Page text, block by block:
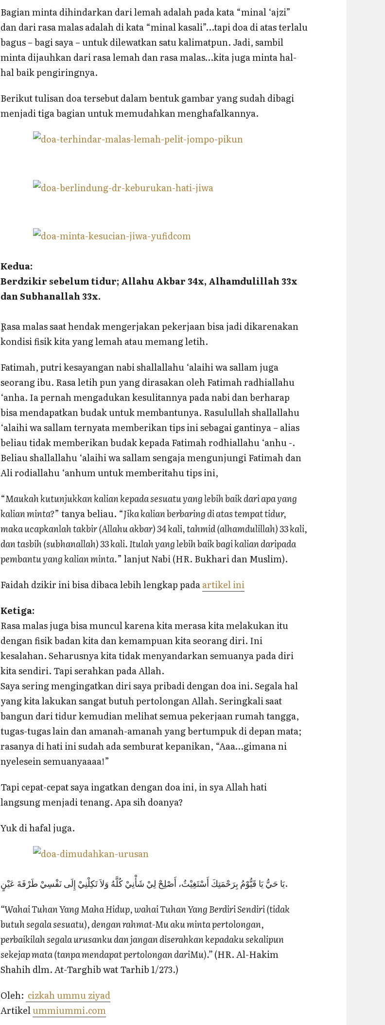
Bagian minta dihindarkan dari lemah adalah pada kata “minal ‘ajzi”
dan dari rasa malas adalah di kata “minal kasali”…tapi doa di atas terlalu
bagus – bagi saya – untuk dilewatkan satu kalimatpun. Jadi, sambil
minta dijauhkan dari rasa lemah dan rasa malas…kita juga minta hal-
hal baik pengiringnya.
Berikut tulisan doa tersebut dalam bentuk gambar yang sudah dibagi
menjadi tiga bagian untuk memudahkan menghafalkannya.
Kedua:
Berdzikir sebelum tidur; Allahu Akbar 34x, Alhamdulillah 33x
dan Subhanallah 33x.
ٍRasa malas saat hendak mengerjakan pekerjaan bisa jadi dikarenakan
kondisi fisik kita yang lemah atau memang letih.
Fatimah, putri kesayangan nabi shallallahu ‘alaihi wa sallam juga
seorang ibu. Rasa letih pun yang dirasakan oleh Fatimah radhiallahu
‘anha. Ia pernah mengadukan kesulitannya pada nabi dan berharap
bisa mendapatkan budak untuk membantunya. Rasulullah shallallahu
‘alaihi wa sallam ternyata memberikan tips ini sebagai gantinya – alias
beliau tidak memberikan budak kepada Fatimah rodhiallahu ‘anhu -.
Beliau shallallahu ‘alaihi wa sallam sengaja mengunjungi Fatimah dan
Ali rodiallahu ‘anhum untuk memberitahu tips ini,
“Maukah kutunjukkan kalian kepada sesuatu yang lebih baik dari apa yang
kalian minta?” tanya beliau. “Jika kalian berbaring di atas tempat tidur,
maka ucapkanlah takbir (Allahu akbar) 34 kali, tahmid (alhamdulillah) 33 kali,
dan tasbih (subhanallah) 33 kali. Itulah yang lebih baik bagi kalian daripada
pembantu yang kalian minta.” lanjut Nabi (HR. Bukhari dan Muslim).
Faidah dzikir ini bisa dibaca lebih lengkap padaartikel ini
Ketiga:
Rasa malas juga bisa muncul karena kita merasa kita melakukan itu
dengan fisik badan kita dan kemampuan kita seorang diri. Ini
kesalahan. Seharusnya kita tidak menyandarkan semuanya pada diri
kita sendiri. Tapi serahkan pada Allah.
Saya sering mengingatkan diri saya pribadi dengan doa ini. Segala hal
yang kita lakukan sangat butuh pertolongan Allah. Seringkali saat
bangun dari tidur kemudian melihat semua pekerjaan rumah tangga,
tugas-tugas lain dan amanah-amanah yang bertumpuk di depan mata;
rasanya di hati ini sudah ada semburat kepanikan, “Aaa…gimana ni
nyelesein semuanyaaaa!”
Tapi cepat-cepat saya ingatkan dengan doa ini, in sya Allah hati
langsung menjadi tenang. Apa sih doanya?
Yuk di hafal juga.
يَا حَيُّ يَا قَيُّوْمُ بِرَحْمَتِكَ أَسْتَغِيْثُ، أَصْلِحْ لِيْ شَأْنِيْ كُلَّهُ وَلاَ تَكِلْنِيْ إِلَى نَفْسِيْ طَرْفَةَ عَيْنٍ.
“Wahai Tuhan Yang Maha Hidup, wahai Tuhan Yang Berdiri Sendiri (tidak
butuh segala sesuatu), dengan rahmat-Mu aku minta pertolongan,
perbaikilah segala urusanku dan jangan diserahkan kepadaku sekalipun
sekejap mata (tanpa mendapat pertolongan dariMu).”(HR. Al-Hakim
Shahih dlm. At-Targhib wat Tarhib 1/273.)
Oleh: cizkah ummu ziyad
Artikelummiummi.com